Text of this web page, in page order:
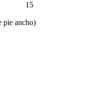
15
pie ancho)